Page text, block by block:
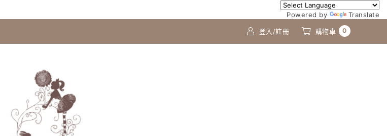
Powered by Translate
登入/註冊 購物車 0